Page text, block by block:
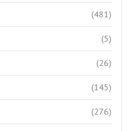
(481)
(5)
(26)
(145)
(276)